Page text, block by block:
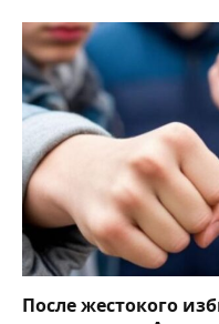
После жестокого